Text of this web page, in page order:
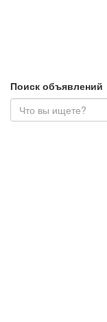
Поиск объявлений